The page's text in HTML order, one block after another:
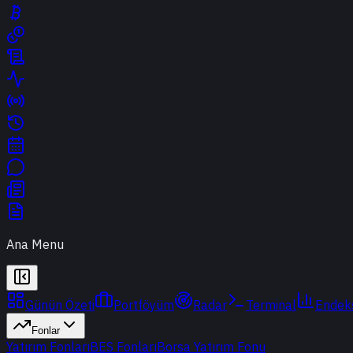
Ana Menu
Günün Özeti Portföyüm Radar Terminal
Fonlar
Yatırım FonlarıBES FonlarıBorsa Yatırım Fonu